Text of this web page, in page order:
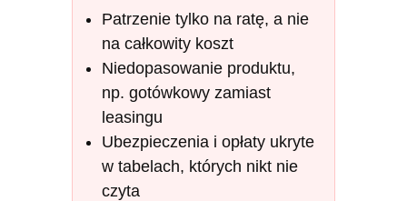
Patrzenie tylko na ratę, a nie
na całkowity koszt
Niedopasowanie produktu,
np. gotówkowy zamiast
leasingu
Ubezpieczenia i opłaty ukryte
w tabelach, których nikt nie
czyta